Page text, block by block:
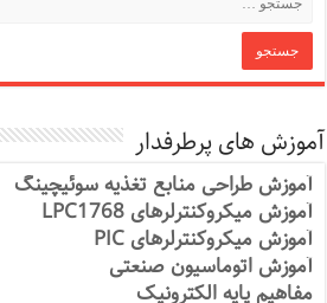
آموزش های پرطرفدار
آموزش طراحی منابع تغذیه سوئیچینگ
آموزش میکروکنترلرهای LPC1768
آموزش میکروکنترلرهای PIC
آموزش اتوماسیون صنعتی
مفاهیم پایه الکترونیک